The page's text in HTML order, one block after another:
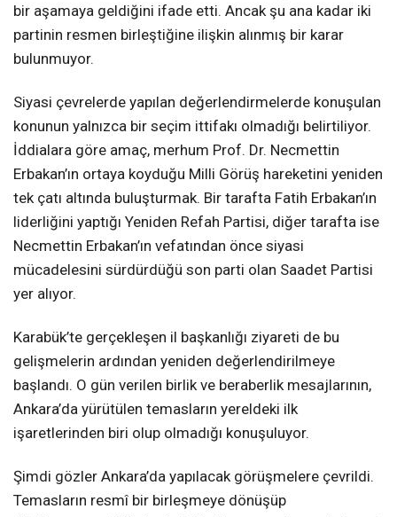
bir aşamaya geldiğini ifade etti. Ancak şu ana kadar iki
partinin resmen birleştiğine ilişkin alınmış bir karar
bulunmuyor.
Siyasi çevrelerde yapılan değerlendirmelerde konuşulan
konunun yalnızca bir seçim ittifakı olmadığı belirtiliyor.
İddialara göre amaç, merhum Prof. Dr. Necmettin
Erbakan’ın ortaya koyduğu Milli Görüş hareketini yeniden
tek çatı altında buluşturmak. Bir tarafta Fatih Erbakan’ın
liderliğini yaptığı Yeniden Refah Partisi, diğer tarafta ise
Necmettin Erbakan’ın vefatından önce siyasi
mücadelesini sürdürdüğü son parti olan Saadet Partisi
yer alıyor.
Karabük’te gerçekleşen il başkanlığı ziyareti de bu
gelişmelerin ardından yeniden değerlendirilmeye
başlandı. O gün verilen birlik ve beraberlik mesajlarının,
Ankara’da yürütülen temasların yereldeki ilk
işaretlerinden biri olup olmadığı konuşuluyor.
Şimdi gözler Ankara’da yapılacak görüşmelere çevrildi.
Temasların resmî bir birleşmeye dönüşüp